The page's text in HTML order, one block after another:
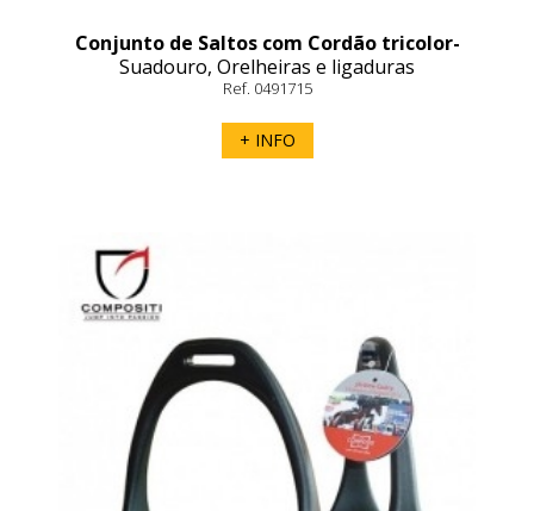
Conjunto de Saltos com Cordão tricolor-
Marjoman
Suadouro, Orelheiras e ligaduras
Ref. 0491715
+ INFO